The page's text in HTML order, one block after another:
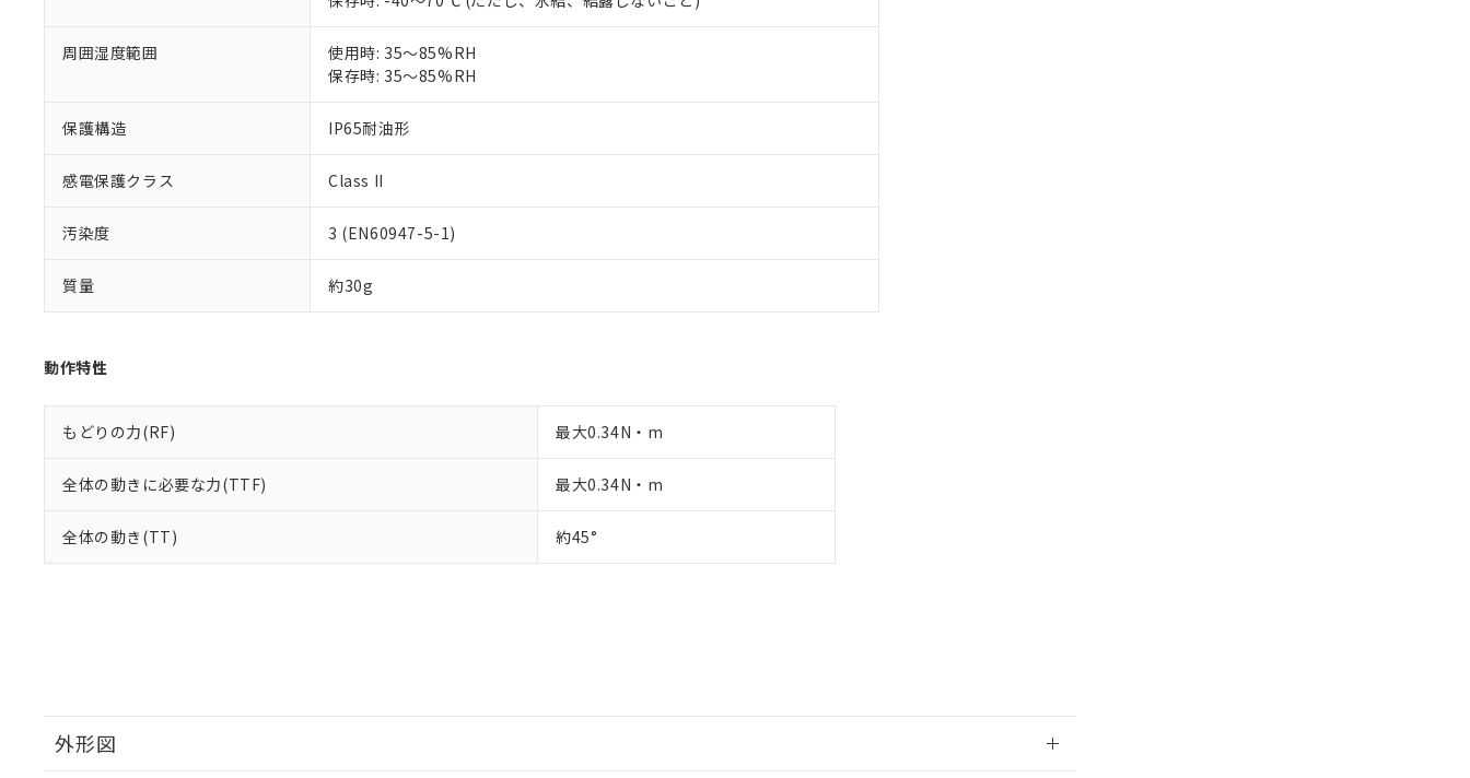
周囲湿度範囲
使用時: 35～85%RH
保存時: 35～85%RH
保護構造 IP65耐油形
感電保護クラス Class II
汚染度 3 (EN60947-5-1)
質量 約30g
動作特性
もどりの力(RF) 最大0.34N・m
全体の動きに必要な力(TTF) 最大0.34N・m
全体の動き(TT) 約45°
外形図
が、当社の製品・サービスに関するお客様との取引・商談に必要な範囲で利用することをご了承くだ
さい。
※当社の共同利用者とは、
※3 非含有証明書ダウンロード
下記の非含有証明書をダウンロードすることができます。
51物質の非含有証明書（当社基準）
※本証明書は発行日時点で非含有を証明するもので、過去に遡って非含有を証明するものではありません。
また、RoHS指令のフタル酸エステル類４物質の対応では、対応完了までの期間は出荷製品に未対応品が
混在することから備考欄に対応日を記載しておりました。
既に当社にて対応品への在庫切替を完了していることから、特段のことがない限り、2022年1月12日よ
「－」：未確認です。当社販売部門へお問い合わせください。
空
白
受注生産機種、また在庫状況の情報を公開していない機種